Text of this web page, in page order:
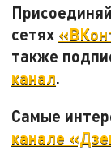
сетях
также
канал.
Самые
канале